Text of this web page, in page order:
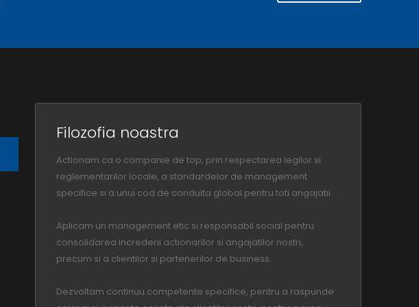
Filozofia noastra
Actionam ca o companie de top, prin respectarea legilor si
reglementarilor locale, a standardelor de management
specifice si a unui cod de conduita global pentru toti angajatii.
Aplicam un management etic si responsabil social pentru
consolidarea increderii actionarilor si angajatilor nostri,
precum si a clientilor si partenerilor de business.
Dezvoltam continuu competente specifice, pentru a raspunde